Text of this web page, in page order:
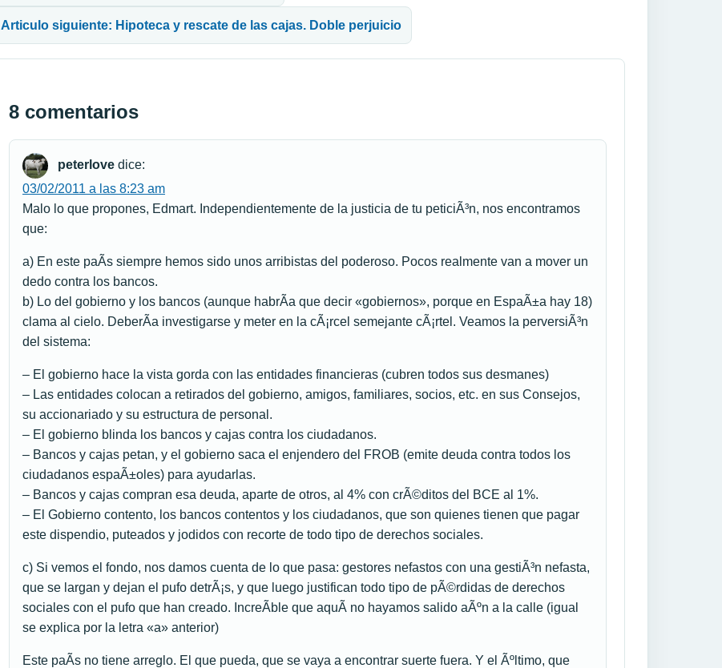
Articulo siguiente: Hipoteca y rescate de las cajas. Doble perjuicio
8 comentarios
peterlove dice:
03/02/2011 a las 8:23 am
Malo lo que propones, Edmart. Independientemente de la justicia de tu peticiÃ³n, nos encontramos
que:
a) En este paÃ­s siempre hemos sido unos arribistas del poderoso. Pocos realmente van a mover un
dedo contra los bancos.
b) Lo del gobierno y los bancos (aunque habrÃ­a que decir «gobiernos», porque en EspaÃ±a hay 18)
clama al cielo. DeberÃ­a investigarse y meter en la cÃ¡rcel semejante cÃ¡rtel. Veamos la perversiÃ³n
del sistema:
– El gobierno hace la vista gorda con las entidades financieras (cubren todos sus desmanes)
– Las entidades colocan a retirados del gobierno, amigos, familiares, socios, etc. en sus Consejos,
su accionariado y su estructura de personal.
– El gobierno blinda los bancos y cajas contra los ciudadanos.
– Bancos y cajas petan, y el gobierno saca el enjendero del FROB (emite deuda contra todos los
ciudadanos espaÃ±oles) para ayudarlas.
– Bancos y cajas compran esa deuda, aparte de otros, al 4% con crÃ©ditos del BCE al 1%.
– El Gobierno contento, los bancos contentos y los ciudadanos, que son quienes tienen que pagar
este dispendio, puteados y jodidos con recorte de todo tipo de derechos sociales.
c) Si vemos el fondo, nos damos cuenta de lo que pasa: gestores nefastos con una gestiÃ³n nefasta,
que se largan y dejan el pufo detrÃ¡s, y que luego justifican todo tipo de pÃ©rdidas de derechos
sociales con el pufo que han creado. IncreÃ­ble que aquÃ­ no hayamos salido aÃºn a la calle (igual
se explica por la letra «a» anterior)
Este paÃ­s no tiene arreglo. El que pueda, que se vaya a encontrar suerte fuera. Y el Ãºltimo, que